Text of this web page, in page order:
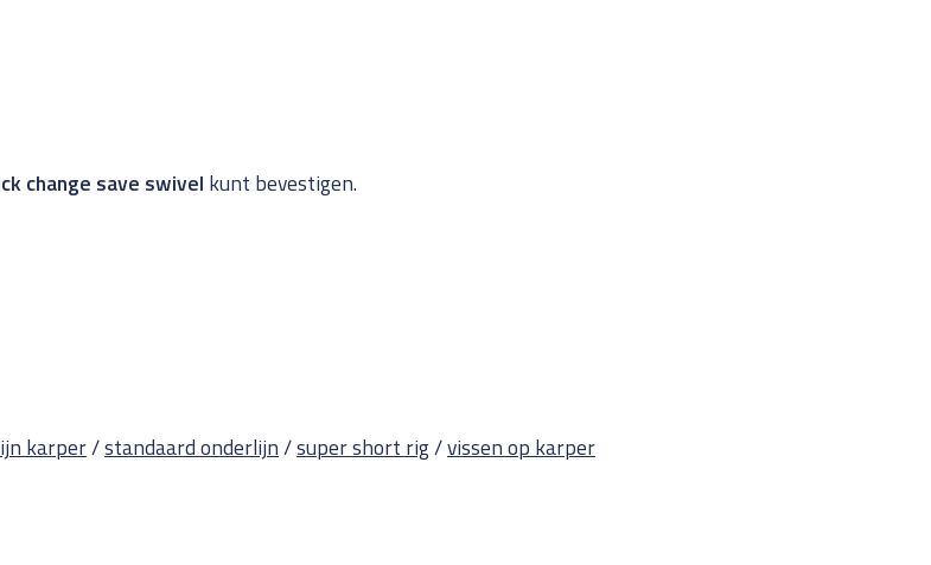
change save swivel kunt bevestigen.
karper/standaard onderlijn/super short rig/vissen op karper